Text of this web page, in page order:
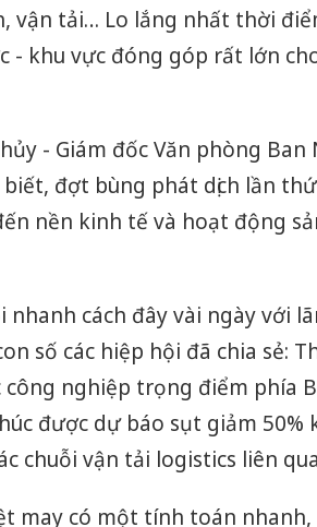
vận tải… Lo lắng nhất thời
- khu vực đóng góp rất lớn
- Giám đốc Văn phòng
đợt bùng phát dịch lần
nền kinh tế và hoạt động
cách đây vài ngày với
số các hiệp hội đã chia sẻ:
công nghiệp trọng điểm phía
được dự báo sụt giảm
chuỗi vận tải logistics liên
may có một tính toán